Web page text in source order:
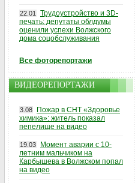
22.01
Трудоустройство и 3D-
печать: депутаты облдумы
оценили успехи Волжского
дома соцобслуживания
Все фоторепортажи
ВИДЕОРЕПОРТАЖИ
3.08
Пожар в СНТ «Здоровье
химика»: житель показал
пепелище на видео
19.03
Момент аварии с 10-
летним мальчиком на
Карбышева в Волжском попал
на видео